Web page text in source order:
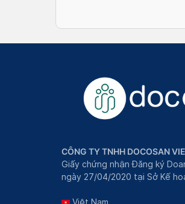
CÔNG TY TNHH DOCOSAN
Giấy chứng nhận Đăng ký
ngày 27/04/2020 tại Sở Kế